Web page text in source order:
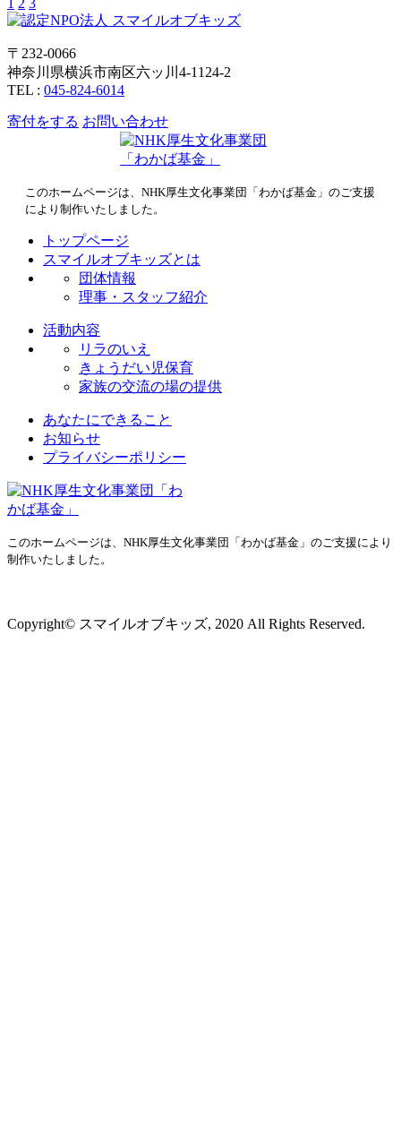
〒232-0066
神奈川県横浜市南区六ッ川4-1124-2
TEL : 045-824-6014
寄付をする お問い合わせ
このホームページは、NHK厚生文化事業団「わかば基金」のご支援
により制作いたしました。
トップページ
スマイルオブキッズとは
団体情報
理事・スタッフ紹介
活動内容
リラのいえ
きょうだい児保育
家族の交流の場の提供
あなたにできること
お知らせ
プライバシーポリシー
このホームページは、NHK厚生文化事業団「わかば基金」のご支援により
制作いたしました。
Copyright© スマイルオブキッズ, 2020 All Rights Reserved.